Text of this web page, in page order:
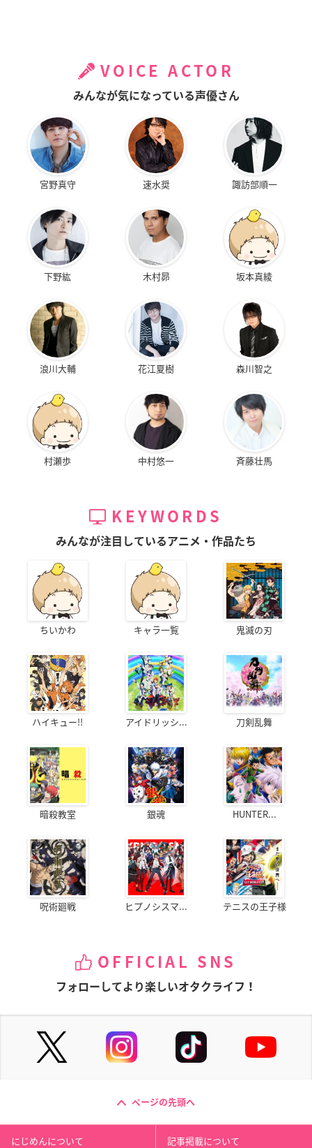
VOICE ACTOR
みんなが気になっている声優さん
宮野真守 速水奨 諏訪部順一
下野紘 木村昴 坂本真綾
浪川大輔 花江夏樹 森川智之
村瀬歩 中村悠一 斉藤壮馬
KEYWORDS
みんなが注目しているアニメ・作品たち
ちいかわ キャラ一覧 鬼滅の刃
ハイキュー!! アイドリッシ... 刀剣乱舞
暗殺教室 銀魂 HUNTER...
呪術廻戦 ヒプノシスマ... テニスの王子様
OFFICIAL SNS
フォローしてより楽しいオタクライフ！
ページの先頭へ
にじめんについて 記事掲載について